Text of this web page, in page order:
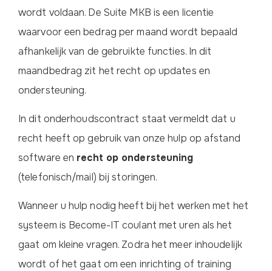
wordt voldaan. De Suite MKB is een licentie
waarvoor een bedrag per maand wordt bepaald
afhankelijk van de gebruikte functies. In dit
maandbedrag zit het recht op updates en
ondersteuning.
In dit onderhoudscontract staat vermeldt dat u
recht heeft op gebruik van onze hulp op afstand
software en recht op ondersteuning
(telefonisch/mail) bij storingen.
Wanneer u hulp nodig heeft bij het werken met het
systeem is Become-IT coulant met uren als het
gaat om kleine vragen. Zodra het meer inhoudelijk
wordt of het gaat om een inrichting of training